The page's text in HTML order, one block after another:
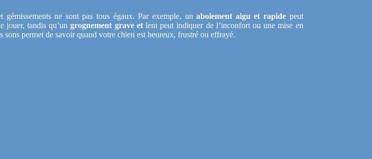
gémissements ne sont pas tous égaux. Par exemple, unaboiement aigu et rapide peut
jouer, tandis qu’ungrognement grave etlent peut indiquer de l’inconfort ou une mise en
sons permet de savoir quand votre chien est heureux, frustré ou effrayé.